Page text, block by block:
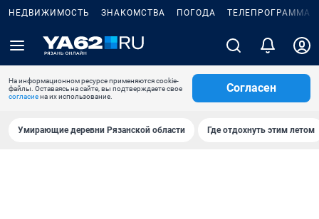
НЕДВИЖИМОСТЬ ЗНАКОМСТВА ПОГОДА ТЕЛЕПРОГРАММА
На информационном ресурсе применяются cookie-
файлы. Оставаясь на сайте, вы подтверждаете свое
согласиена их использование.
Согласен
Умирающие деревни Рязанской области Где отдохнуть этим летом